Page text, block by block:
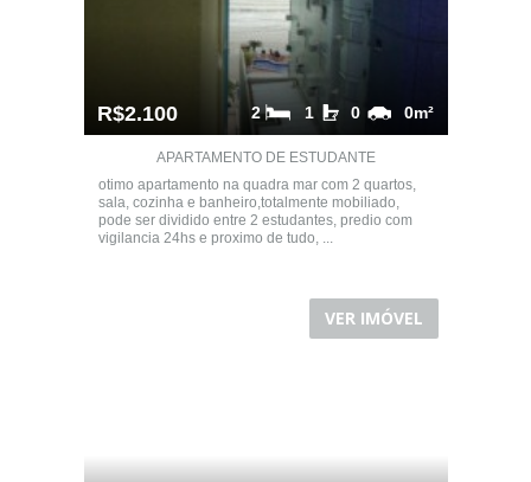
R$2.100 0m²
0
1
2
APARTAMENTO DE ESTUDANTE
otimo apartamento na quadra mar com 2 quartos,
sala, cozinha e banheiro,totalmente mobiliado,
pode ser dividido entre 2 estudantes, predio com
vigilancia 24hs e proximo de tudo, ...
VER IMÓVEL